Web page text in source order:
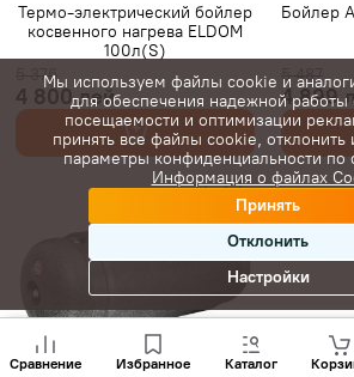
Термо-электрический бойлер
косвенного нагрева ELDOM
100л(S)
5 376
4 800 лей
Бойлер
5 487
4 899
Сравнение Избранное Каталог
Мы используем файлы cookie и
для обеспечения надежной работы
посещаемости и оптимизации
принять все файлы cookie, отклонить
параметры конфиденциальности по
Информация о файлах
Принять
Отклонить
Настройки